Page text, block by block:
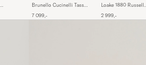
Brunello Cucinelli Tassel
Suede
7 099,-
Loake 1880 Russell
Suede
2 999,-